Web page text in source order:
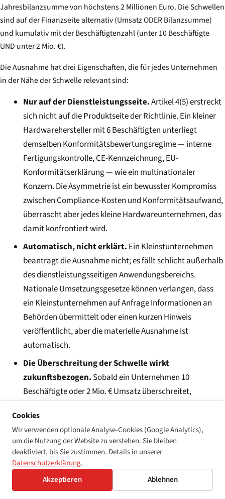
Jahresbilanzsumme von höchstens 2 Millionen Euro. Die Schwellen
sind auf der Finanzseite alternativ (Umsatz ODER Bilanzsumme)
und kumulativ mit der Beschäftigtenzahl (unter 10 Beschäftigte
UND unter 2 Mio. €).
Die Ausnahme hat drei Eigenschaften, die für jedes Unternehmen
in der Nähe der Schwelle relevant sind:
Nur auf der Dienstleistungsseite.Artikel 4(5) erstreckt
sich nicht auf die Produktseite der Richtlinie. Ein kleiner
Hardwarehersteller mit 6 Beschäftigten unterliegt
demselben Konformitätsbewertungsregime — interne
Fertigungskontrolle, CE-Kennzeichnung, EU-
Konformitätserklärung — wie ein multinationaler
Konzern. Die Asymmetrie ist ein bewusster Kompromiss
zwischen Compliance-Kosten und Konformitätsaufwand,
überrascht aber jedes kleine Hardwareunternehmen, das
damit konfrontiert wird.
Automatisch, nicht erklärt. Ein Kleinstunternehmen
beantragt die Ausnahme nicht; es fällt schlicht außerhalb
des dienstleistungsseitigen Anwendungsbereichs.
Nationale Umsetzungsgesetze können verlangen, dass
ein Kleinstunternehmen auf Anfrage Informationen an
Behörden übermittelt oder einen kurzen Hinweis
veröffentlicht, aber die materielle Ausnahme ist
automatisch.
Die Überschreitung der Schwelle wirkt
zukunftsbezogen. Sobald ein Unternehmen 10
Beschäftigte oder 2 Mio. € Umsatz überschreitet,
dienstleistungsseitigen Anforderungen. Die Richtlinie
verlangt keine rückwirkende Konformität für Zeiträume,
in denen das Unternehmen Kleinstunternehmen war.
Die grenzüberschreitende Kleinstunternehmen-Falle
Cookies
Wir verwenden optionale Analyse-Cookies (Google Analytics),
um die Nutzung der Website zu verstehen. Sie bleiben
deaktiviert, bis Sie zustimmen. Details in unserer
Datenschutzerklärung.
Akzeptieren
Ablehnen